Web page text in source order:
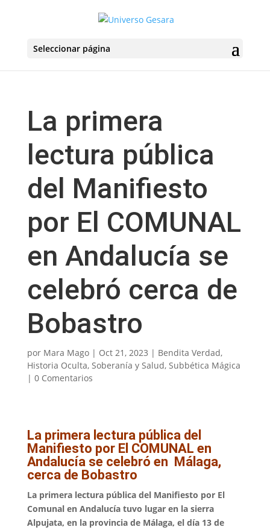
Seleccionar página
La primera
lectura pública
del Manifiesto
por El COMUNAL
en Andalucía se
celebró cerca de
Bobastro
por Mara Mago| Oct 21, 2023 | Bendita Verdad,
Historia Oculta, Soberanía y Salud, Subbética Mágica
| 0 Comentarios
La primera lectura pública del
Manifiesto por El COMUNAL en
Andalucía se celebró en Málaga,
cerca de Bobastro
La primera lectura pública del Manifiesto por El
Comunal en Andalucía tuvo lugar en la sierra
Alpujata, en la provincia de Málaga, el día 13 de